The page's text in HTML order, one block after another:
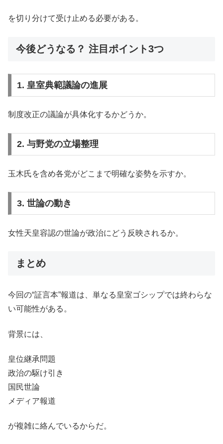
を切り分けて受け止める必要がある。
今後どうなる？ 注目ポイント3つ
1. 皇室典範議論の進展
制度改正の議論が具体化するかどうか。
2. 与野党の立場整理
玉木氏を含め各党がどこまで明確な姿勢を示すか。
3. 世論の動き
女性天皇容認の世論が政治にどう反映されるか。
まとめ
今回の“証言本”報道は、単なる皇室ゴシップでは終わらな
い可能性がある。
背景には、
皇位継承問題
政治の駆け引き
国民世論
メディア報道
が複雑に絡んでいるからだ。